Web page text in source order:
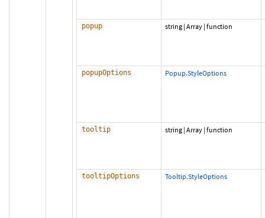
popup string | Array | function
popupOptions Popup.StyleOptions
tooltip string | Array | function
tooltipOptions Tooltip.StyleOptions